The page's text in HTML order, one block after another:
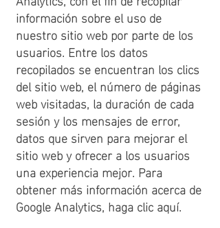
información sobre el uso de
nuestro sitio web por parte de los
usuarios. Entre los datos
recopilados se encuentran los clics
del sitio web, el número de páginas
web visitadas, la duración de cada
sesión y los mensajes de error,
datos que sirven para mejorar el
sitio web y ofrecer a los usuarios
una experiencia mejor. Para
obtener más información acerca de
Google Analytics, haga clic aquí.